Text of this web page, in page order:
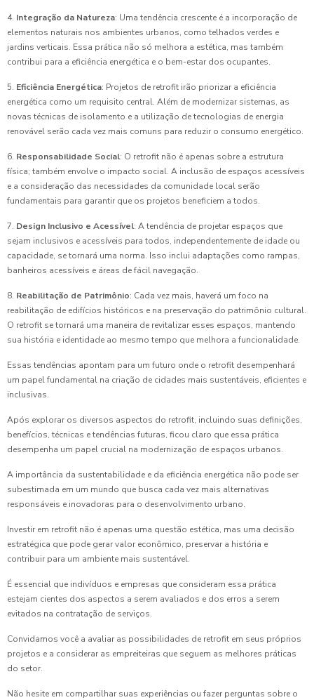
4. Integração da Natureza: Uma tendência crescente é a incorporação de
elementos naturais nos ambientes urbanos, como telhados verdes e
jardins verticais. Essa prática não só melhora a estética, mas também
contribui para a eficiência energética e o bem-estar dos ocupantes.
5. Eficiência Energética: Projetos de retrofit irão priorizar a eficiência
energética como um requisito central. Além de modernizar sistemas, as
novas técnicas de isolamento e a utilização de tecnologias de energia
renovável serão cada vez mais comuns para reduzir o consumo energético.
6. Responsabilidade Social: O retrofit não é apenas sobre a estrutura
física; também envolve o impacto social. A inclusão de espaços acessíveis
e a consideração das necessidades da comunidade local serão
fundamentais para garantir que os projetos beneficiem a todos.
7. Design Inclusivo e Acessível: A tendência de projetar espaços que
sejam inclusivos e acessíveis para todos, independentemente de idade ou
capacidade, se tornará uma norma. Isso inclui adaptações como rampas,
banheiros acessíveis e áreas de fácil navegação.
8. Reabilitação de Patrimônio: Cada vez mais, haverá um foco na
reabilitação de edifícios históricos e na preservação do patrimônio cultural.
O retrofit se tornará uma maneira de revitalizar esses espaços, mantendo
sua história e identidade ao mesmo tempo que melhora a funcionalidade.
Essas tendências apontam para um futuro onde o retrofit desempenhará
um papel fundamental na criação de cidades mais sustentáveis, eficientes e
inclusivas.
Após explorar os diversos aspectos do retrofit, incluindo suas definições,
benefícios, técnicas e tendências futuras, ficou claro que essa prática
desempenha um papel crucial na modernização de espaços urbanos.
A importância da sustentabilidade e da eficiência energética não pode ser
subestimada em um mundo que busca cada vez mais alternativas
responsáveis e inovadoras para o desenvolvimento urbano.
Investir em retrofit não é apenas uma questão estética, mas uma decisão
estratégica que pode gerar valor econômico, preservar a história e
contribuir para um ambiente mais sustentável.
É essencial que indivíduos e empresas que consideram essa prática
estejam cientes dos aspectos a serem avaliados e dos erros a serem
evitados na contratação de serviços.
Convidamos você a avaliar as possibilidades de retrofit em seus próprios
projetos e a considerar as empreiteiras que seguem as melhores práticas
do setor.
Não hesite em compartilhar suas experiências ou fazer perguntas sobre o